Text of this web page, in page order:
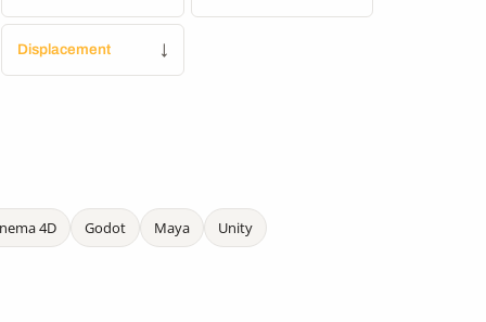
Displacement ↓
4D Godot Maya
Unity